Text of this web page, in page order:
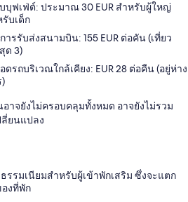
บุฟเฟ่ต์: ประมาณ 30 EUR สำหรับผู้ใหญ่
รับเด็ก
รรับส่งสนามบิน: 155 EUR ต่อคัน (เที่ยว
ด 3)
รถบริเวณใกล้เคียง: EUR 28 ต่อคืน (อยู่ห่าง
าจยังไม่ครอบคลุมทั้งหมด อาจยังไม่รวม
ลี่ยนแปลง
รรมเนียมสำหรับผู้เข้าพักเสริม ซึ่งจะแตก
งที่พัก